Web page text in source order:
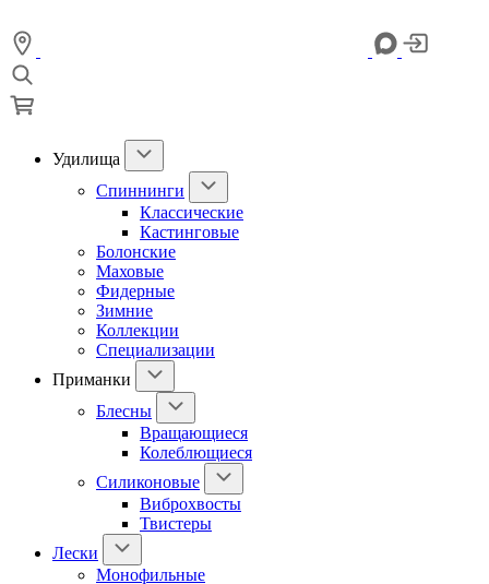
Удилища
Спиннинги
Классические
Кастинговые
Болонские
Маховые
Фидерные
Зимние
Коллекции
Специализации
Приманки
Блесны
Вращающиеся
Колеблющиеся
Силиконовые
Виброхвосты
Твистеры
Лески
Монофильные